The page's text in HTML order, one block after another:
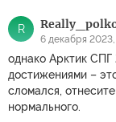
R
6 декабря 2023,
однако Арктик
достижениями –
сломался,
нормального.